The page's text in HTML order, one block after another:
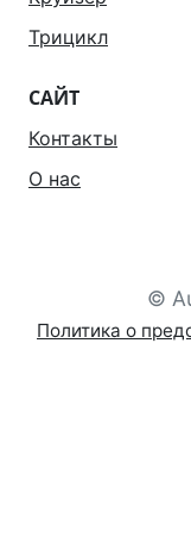
Трицикл
САЙТ
Контакты
О нас
©
Политика о